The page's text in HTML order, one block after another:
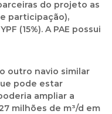
do projeto as
participação),
(15%). A PAE possui
outro navio similar
pode estar
ampliar a
milhões de m³/d em